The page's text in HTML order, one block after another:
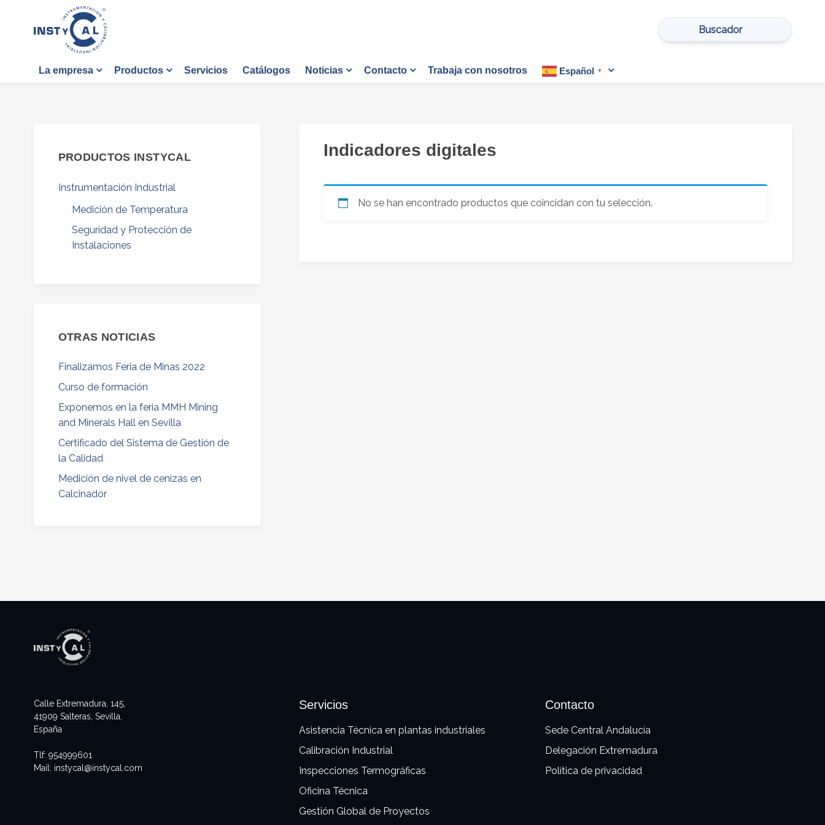
Buscar
por:
La empresa Productos Servicios Catálogos Noticias Contacto Trabaja con nosotros Español ▼
Indicadores digitales
No se han encontrado productos que coincidan con tu selección.
PRODUCTOS INSTYCAL
Instrumentación Industrial
Medición de Temperatura
Seguridad y Protección de
Instalaciones
OTRAS NOTICIAS
Finalizamos Feria de Minas 2022
Curso de formación
Exponemos en la feria MMH Mining
and Minerals Hall en Sevilla
Certificado del Sistema de Gestión de
la Calidad
Medición de nivel de cenizas en
Calcinador
Calle Extremadura, 145,
41909 Salteras, Sevilla,
España
Tlf: 954999601
Mail: instycal@instycal.com
Servicios
Asistencia Técnica en plantas industriales
Calibración Industrial
Inspecciones Termográficas
Oficina Técnica
Gestión Global de Proyectos
Contacto
Sede Central Andalucía
Delegación Extremadura
Política de privacidad